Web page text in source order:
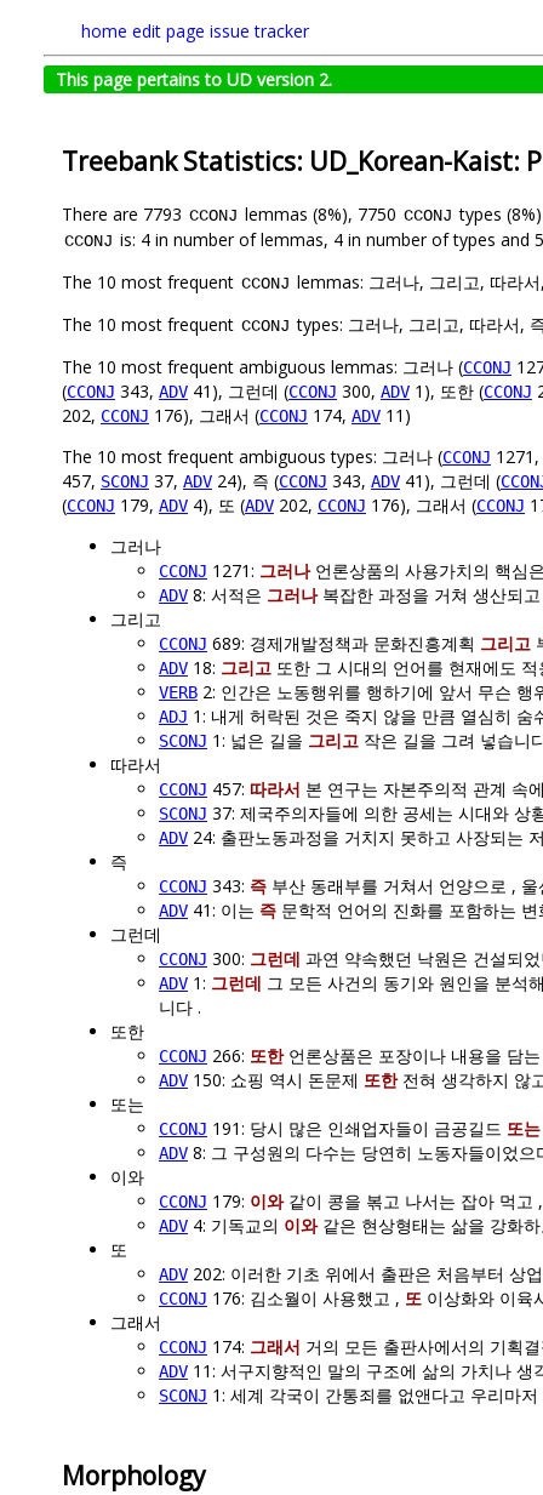
home edit page issue tracker
This page pertains to UD version 2.
Treebank Statistics: UD_Korean-Kaist:
There are 7793 CCONJ lemmas (8%), 7750 CCONJ types
CCONJ is: 4 in number of lemmas, 4 in number of types and
The 10 most frequent CCONJ lemmas: 그러나, 그리고, 따라
The 10 most frequent CCONJ types: 그러나, 그리고, 따라서,
The 10 most frequent ambiguous lemmas: 그러나 (CCONJ
(CCONJ 343, ADV 41), 그런데 (CCONJ 300, ADV 1), 또한 (CCONJ
202, CCONJ 176), 그래서 (CCONJ 174, ADV 11)
The 10 most frequent ambiguous types: 그러나 (CCONJ 1271,
457, SCONJ 37, ADV 24), 즉 (CCONJ 343, ADV 41), 그런데 (
(CCONJ 179, ADV 4), 또 (ADV 202, CCONJ 176), 그래서 (CCONJ
그러나
CCONJ 1271: 그러나언론상품의 사용가치의 핵심
ADV 8: 서적은 그러나복잡한 과정을 거쳐 생산되
그리고
CCONJ 689: 경제개발정책과 문화진흥계획 그리고
ADV 18: 그리고 또한 그 시대의 언어를 현재에도
VERB 2: 인간은 노동행위를 행하기에 앞서 무슨
ADJ 1: 내게 허락된 것은 죽지 않을 만큼 열심히 숨
SCONJ 1: 넓은 길을 그리고 작은 길을 그려 넣습니
따라서
CCONJ 457: 따라서 본 연구는 자본주의적 관계 속
SCONJ 37: 제국주의자들에 의한 공세는 시대와 상
ADV 24: 출판노동과정을 거치지 못하고 사장되는
즉
CCONJ 343: 즉 부산 동래부를 거쳐서 언양으로 ,
ADV 41: 이는 즉 문학적 언어의 진화를 포함하는
그런데
CCONJ 300: 그런데 과연 약속했던 낙원은 건설되
ADV 1: 그런데 그 모든 사건의 동기와 원인을 분석
니다 .
또한
CCONJ 266: 또한언론상품은 포장이나 내용을 담
ADV 150: 쇼핑 역시 돈문제 또한전혀 생각하지 않
또는
CCONJ 191: 당시 많은 인쇄업자들이 금공길드 또는
ADV 8: 그 구성원의 다수는 당연히 노동자들이었
이와
CCONJ 179: 이와같이 콩을 볶고 나서는 잡아 먹고
ADV 4: 기독교의 이와같은 현상형태는 삶을 강화
또
ADV 202: 이러한 기초 위에서 출판은 처음부터 상
CCONJ 176: 김소월이 사용했고 , 또 이상화와 이육
그래서
CCONJ 174: 그래서 거의 모든 출판사에서의 기획
ADV 11: 서구지향적인 말의 구조에 삶의 가치나
SCONJ 1: 세계 각국이 간통죄를 없앤다고 우리마저
Morphology